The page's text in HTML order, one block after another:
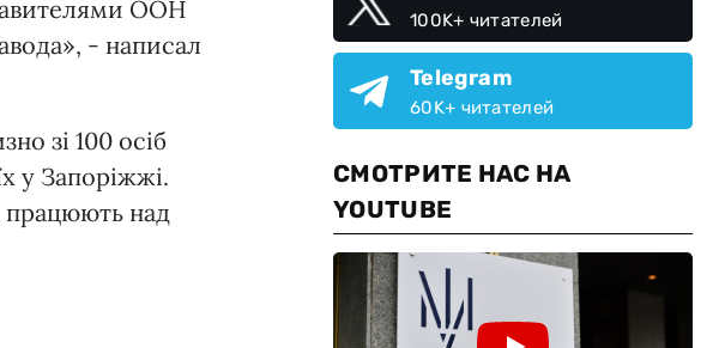
ООН
- написал
зі 100 осіб
у Запоріжжі.
працюють над
100K+ читателей
Telegram
60K+ читателей
СМОТРИТЕ НАС НА
YOUTUBE